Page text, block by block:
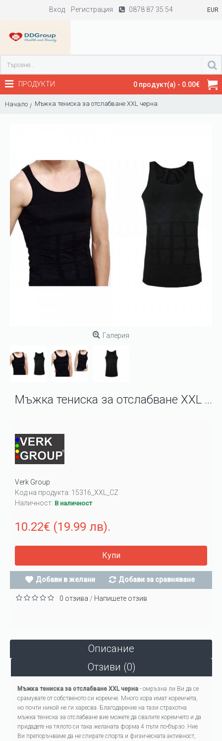
Вход Регистрация 0878 87 35 54 EUR
0 продукт(а) - 0.00€
ПРОДУКТИ
Начало Мъжка тениска за отслабване XXL черна
Галерия
Мъжка тениска за отслабване XXL черна
Verk Group
Код на продукта: 15316_XXL_CZ
Наличност: В наличност
10.22€ (19.99 лв).
Купи
Добави в желани Добави за сравняване
0 отзива / Напишете отзив
Описание
Отзиви (0)
Мъжка тениска за отслабване XXL черна - омръзна ли Ви да се
срамувате от собственото си коремче. Много хора имат коремчета,
но почти никой не ги харесва. Благодарение на тази страхотна
мъжка тениска за отслабване вие можете да свалите коремчето и да
придадете на тялото си така желаната форма 4 пъти по-бързо. Ние
Ви препоръчваме да не спирате спорта и физическата активност,